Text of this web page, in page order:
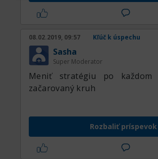
08.02.2019, 09:57 Kľúč k úspechu
Sasha
Super Moderator
Meniť stratégiu po každom
začarovaný kruh
Rozbaliť príspevok